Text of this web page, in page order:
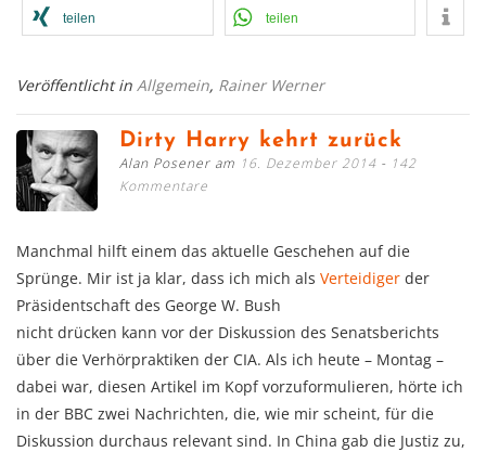
teilen teilen
Veröffentlicht in Allgemein, Rainer Werner
Dirty Harry kehrt zurück
Alan Posener am 16. Dezember 2014
142
Kommentare
Manchmal hilft einem das aktuelle Geschehen auf die
Sprünge. Mir ist ja klar, dass ich mich als Verteidiger der
Präsidentschaft des George W. Bush
nicht drücken kann vor der Diskussion des Senatsberichts
über die Verhörpraktiken der CIA. Als ich heute – Montag –
dabei war, diesen Artikel im Kopf vorzuformulieren, hörte ich
in der BBC zwei Nachrichten, die, wie mir scheint, für die
Diskussion durchaus relevant sind. In China gab die Justiz zu,